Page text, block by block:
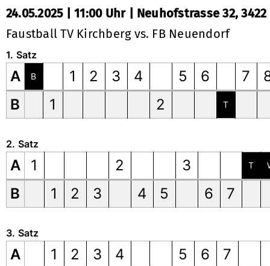
24.05.2025 | 11:00 Uhr | Neuhofstrasse 32,
Faustball TV Kirchberg vs. FB Neuendorf
1. Satz
A B 1 2 3 4 5 6 7
B
1 2 T
2. Satz
A 1 2 3 T
B 1 2 3 4 5 6 7
3. Satz
A 1 2 3 4 5 6
7